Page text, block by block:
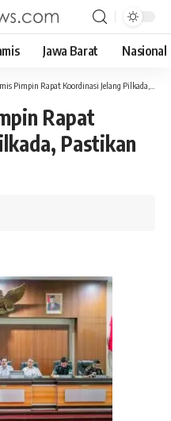
Jawa Barat Nasional
Rapat Koordinasi Jelang Pilkada, Pastikan Keamanan dan Kelancaran
Rapat
Pastikan